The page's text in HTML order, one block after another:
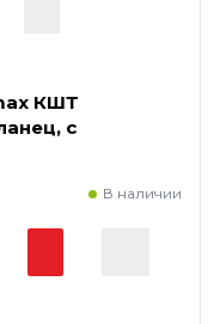
КШТ
с
В наличии